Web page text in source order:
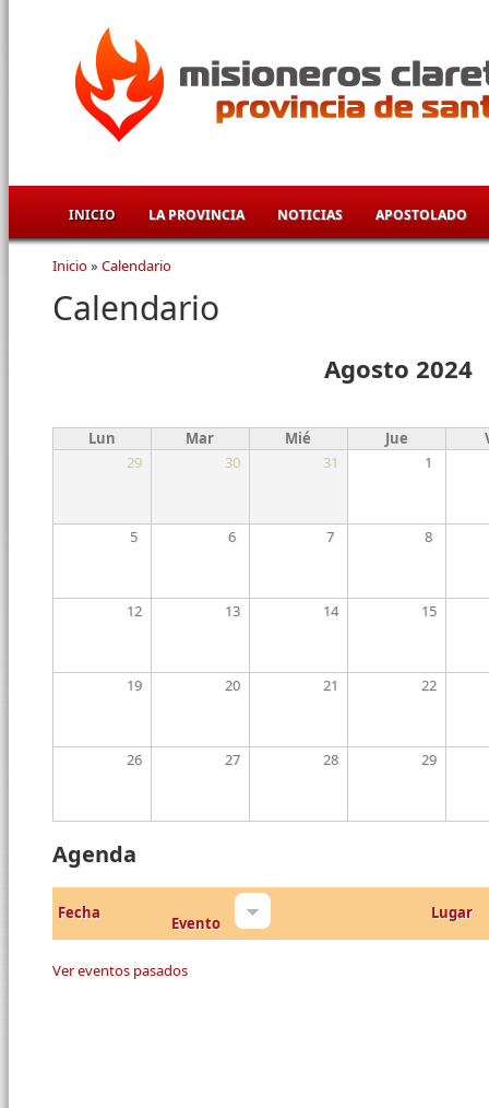
INICIO LA PROVINCIA NOTICIAS APOSTOLADO
Se encuentra usted aquí
Inicio» Calendario
Calendario
Agosto 2024
Lun Mar Mié Jue
29
30 31 1
5 6 7 8
12 13 14 15
19 20 21 22
26 27 28 29
Agenda
Fecha
Evento
Lugar
Ver eventos pasados